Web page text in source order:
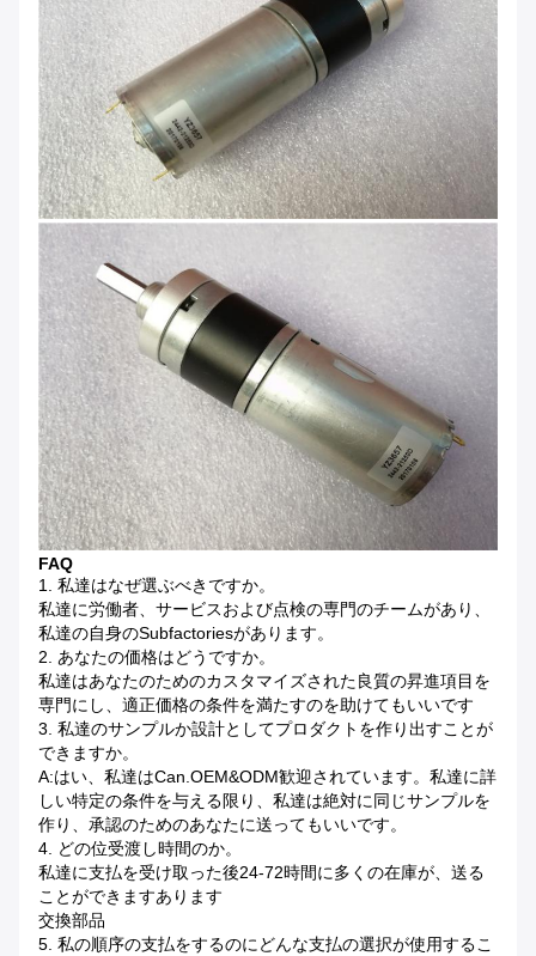
FAQ
1. 私達はなぜ選ぶべきですか。
私達に労働者、サービスおよび点検の専門のチームがあり、
私達の自身のsubfactoriesがあります。
2. あなたの価格はどうですか。
私達はあなたのためのカスタマイズされた良質の昇進項目を
専門にし、適正価格の条件を満たすのを助けてもいいです
3. 私達のサンプルか設計としてプロダクトを作り出すことが
できますか。
A:はい、私達はcan.OEM&ODM歓迎されています。私達に詳
しい特定の条件を与える限り、私達は絶対に同じサンプルを
作り、承認のためのあなたに送ってもいいです。
4. どの位受渡し時間のか。
私達に支払を受け取った後24-72時間に多くの在庫が、送る
ことができますあります
交換部品
5. 私の順序の支払をするのにどんな支払の選択が使用するこ